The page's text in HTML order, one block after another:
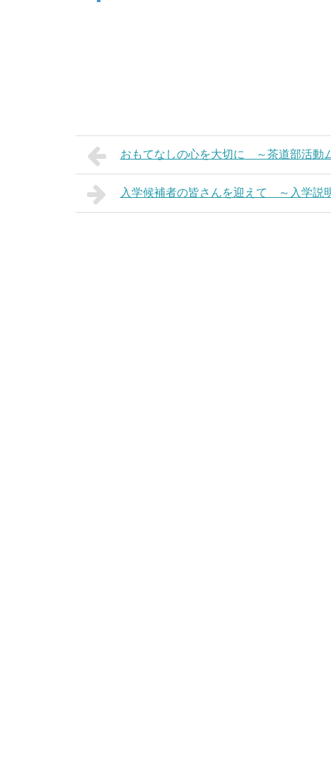
おもてなしの心を大切に ～茶道部活動
入学候補者の皆さんを迎えて ～入学